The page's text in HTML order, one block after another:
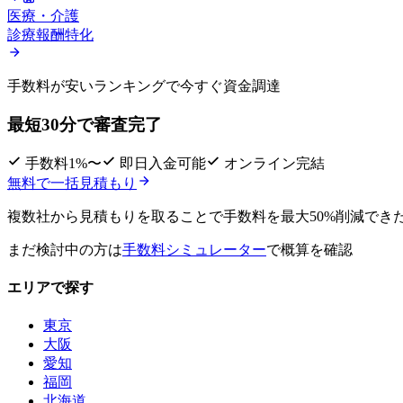
医療・介護
診療報酬特化
手数料が安いランキングで今すぐ資金調達
最短30分で審査完了
手数料1%〜 即日入金可能
オンライン完結
無料で一括見積もり
複数社から見積もりを取ることで手数料を最大50%削減でき
まだ検討中の方は手数料シミュレーターで概算を確認
エリアで探す
東京
大阪
愛知
福岡